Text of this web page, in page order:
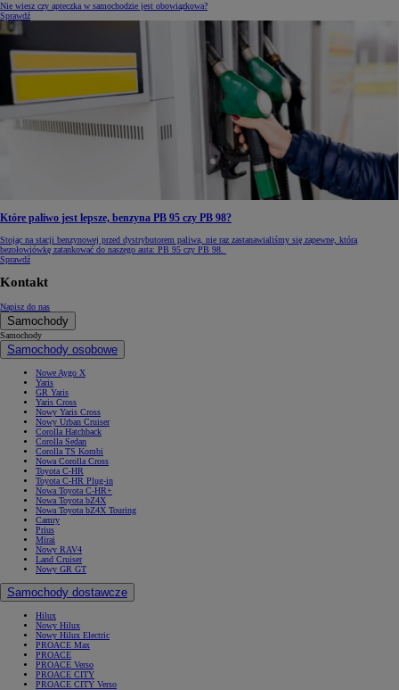
Nie wiesz czy apteczka w samochodzie jest obowiązkowa?
Sprawdź
Które paliwo jest lepsze, benzyna PB 95 czy PB 98?
Stojąc na stacji benzynowej przed dystrybutorem paliwa, nie raz zastanawialiśmy się zapewne, którą
bezołowiówkę zatankować do naszego auta: PB 95 czy PB 98.
Sprawdź
Kontakt
Napisz do nas
Samochody
Samochody
Samochody osobowe
Nowe Aygo X
Yaris
GR Yaris
Yaris Cross
Nowy Yaris Cross
Nowy Urban Cruiser
Corolla Hatchback
Corolla Sedan
Corolla TS Kombi
Nowa Corolla Cross
Toyota C-HR
Toyota C-HR Plug-in
Nowa Toyota C-HR+
Nowa Toyota bZ4X
Nowa Toyota bZ4X Touring
Camry
Prius
Mirai
Nowy RAV4
Land Cruiser
Nowy GR GT
Samochody dostawcze
Hilux
Nowy Hilux
Nowy Hilux Electric
PROACE Max
PROACE
PROACE Verso
PROACE CITY
PROACE CITY Verso